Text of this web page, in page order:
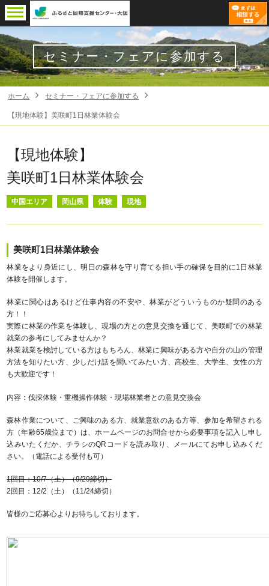
セミナー・フェアに参加する
ホーム セミナー・フェアに参加する
【現地体験】美咲町1日林業体験会
【現地体験】
美咲町1日林業体験会
中国エリア 岡山県 体験 現地
美咲町1日林業体験会
林業をより身近にし、明日の森林を守り育てる担い手の確保を目的に1日林業
体験を開催します。
林業に関心はあるけど仕事内容の不安や、林業がどういうものか疑問のある
方！！
実際に林業の作業を体験し、現場の方との意見交換を通じて、美咲町での林業
就業の参考にしてみませんか？
林業就業を検討している方はもちろん、林業に興味がある方や自分の山の管理
方法を知りたい方、少しだけ話を聞いてみたい方、高校生、大学生、女性の方
も大歓迎です！
内容：伐採体験・重機操作体験・現場林業者との意見交換会
森林作業について、ご興味のある方、就業意欲のある方等、参加を希望される
方（年齢65歳位まで）は、ホームページのお問合せから必要事項を記入し申し
込みいたくだか、チラシのQRコードを読み取り、メールにてお申し込みくだ
さい。（電話による受付も可）
1回目：10/7（土）（9/29締切）
2回目：12/2（土）（11/24締切）
皆様のご応募心よりお待ちしております。